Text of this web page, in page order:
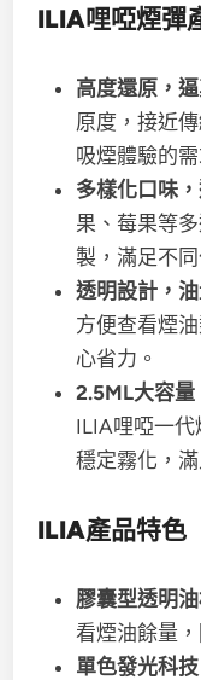
ILIA哩啞煙彈
高度還原，
原度，接近
吸煙體驗的需
多樣化口味
果、莓果等
製，滿足不
透明設計，
方便查看煙
心省力。
2.5ML大容量
ILIA哩啞一
穩定霧化，
ILIA產品特色
膠囊型透明油
看煙油餘量
單色發光科技